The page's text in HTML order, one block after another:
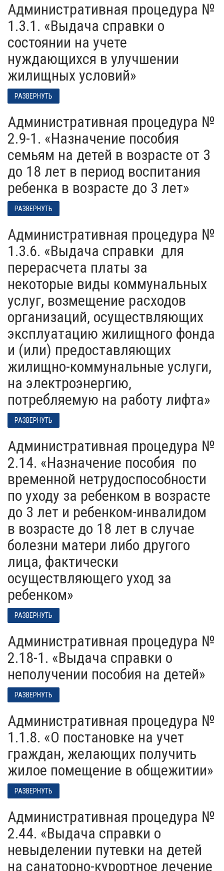
Административная процедура №
1.3.1. «Выдача справки о
состоянии на учете
нуждающихся в улучшении
жилищных условий»
РАЗВЕРНУТЬ
Административная процедура №
2.9-1. «Назначение пособия
семьям на детей в возрасте от 3
до 18 лет в период воспитания
ребенка в возрасте до 3 лет»
РАЗВЕРНУТЬ
Административная процедура №
1.3.6. «Выдача справки для
перерасчета платы за
некоторые виды коммунальных
услуг, возмещение расходов
организаций, осуществляющих
эксплуатацию жилищного фонда
и (или) предоставляющих
жилищно-коммунальные услуги,
на электроэнергию,
потребляемую на работу лифта»
РАЗВЕРНУТЬ
Административная процедура №
2.14. «Назначение пособия по
временной нетрудоспособности
по уходу за ребенком в возрасте
до 3 лет и ребенком-инвалидом
в возрасте до 18 лет в случае
болезни матери либо другого
лица, фактически
осуществляющего уход за
ребенком»
РАЗВЕРНУТЬ
Административная процедура №
2.18-1. «Выдача справки о
неполучении пособия на детей»
РАЗВЕРНУТЬ
Административная процедура №
1.1.8. «О постановке на учет
граждан, желающих получить
жилое помещение в общежитии»
РАЗВЕРНУТЬ
Административная процедура №
2.44. «Выдача справки о
невыделении путевки на детей
на санаторно-курортное лечение